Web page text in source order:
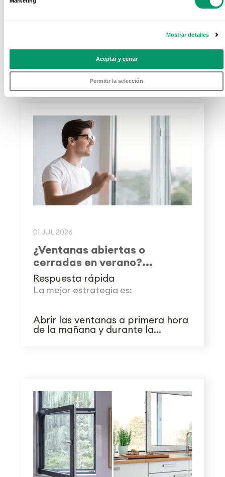
Mostrar detalles
Aceptar y cerrar
Permitir la selección
mundo de posibilidades: altas prestaciones,
puedas imaginar podrás encontrarlo en esta
sección.
01 JUL 2026
¿Ventanas abiertas o
cerradas en verano?...
Respuesta rápida
La mejor estrategia es:
Abrir las ventanas a primera hora
de la mañana y durante la...